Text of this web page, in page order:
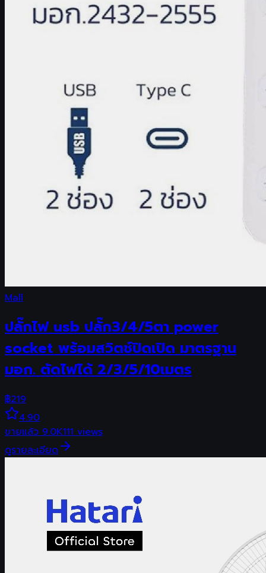
Mall
ปลั๊กไฟ usb ปลั๊ก3/4/5ตา power
socket พร้อมสวิตช์ปิดเปิด มาตรฐาน
มอก. ตัดไฟได้ 2/3/5/10เมตร
฿219
4.90
ขายแล้ว9.0K111views
ดูรายละเอียด